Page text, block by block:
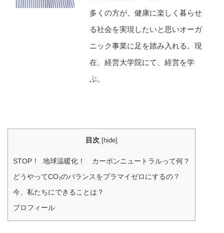
多くの方が、健康に楽しく暮らせ
る社会を実現したいと思いオーガ
ニック事業に足を踏み入れる。現
在、経営大学院にて、経営を学
ぶ。
目次 [hide]
STOP！ 地球温暖化！ カーボンニュートラルって何？
どうやってCO₂のバランスをプラマイゼロにするの？
今、私たちにできることは？
プロフィール